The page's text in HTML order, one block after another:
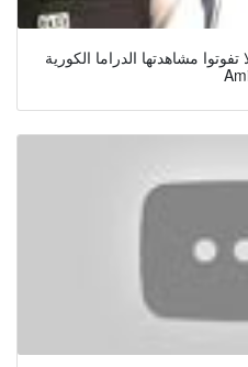
مشاهدتها الدراما الكورية